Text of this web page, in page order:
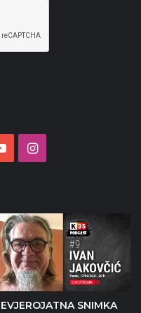
YouTubeInstagram
SNIMKA